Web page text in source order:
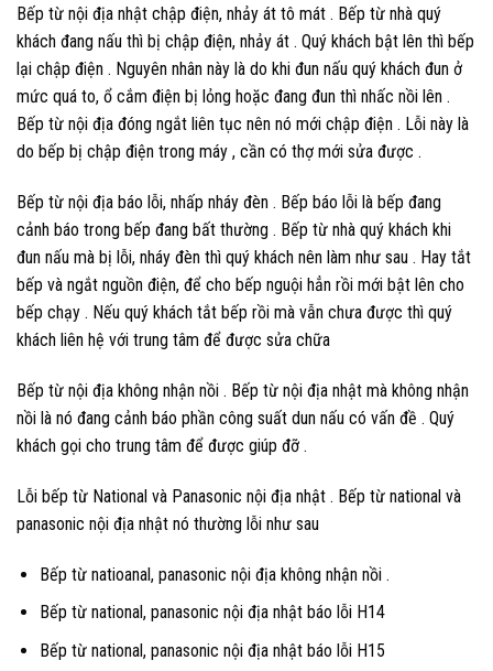
Bếp từ nội địa nhật chập điện, nhảy át tô mát . Bếp từ nhà quý
khách đang nấu thì bị chập điện, nhảy át . Quý khách bật lên thì bếp
lại chập điện . Nguyên nhân này là do khi đun nấu quý khách đun ở
mức quá to, ổ cắm điện bị lỏng hoặc đang đun thì nhấc nồi lên .
Bếp từ nội địa đóng ngắt liên tục nên nó mới chập điện . Lỗi này là
do bếp bị chập điện trong máy , cần có thợ mới sửa được .
Bếp từ nội địa báo lỗi, nhấp nháy đèn . Bếp báo lỗi là bếp đang
cảnh báo trong bếp đang bất thường . Bếp từ nhà quý khách khi
đun nấu mà bị lỗi, nháy đèn thì quý khách nên làm như sau . Hay tắt
bếp và ngắt nguồn điện, để cho bếp nguội hẳn rồi mới bật lên cho
bếp chạy . Nếu quý khách tắt bếp rồi mà vẫn chưa được thì quý
khách liên hệ với trung tâm để được sửa chữa
Bếp từ nội địa không nhận nồi . Bếp từ nội địa nhật mà không nhận
nồi là nó đang cảnh báo phần công suất dun nấu có vấn đề . Quý
khách gọi cho trung tâm để được giúp đỡ .
Lỗi bếp từ National và Panasonic nội địa nhật . Bếp từ national và
panasonic nội địa nhật nó thường lỗi như sau
Bếp từ natioanal, panasonic nội địa không nhận nồi .
Bếp từ national, panasonic nội địa nhật báo lỗi H14
Bếp từ national, panasonic nội địa nhật báo lỗi H15